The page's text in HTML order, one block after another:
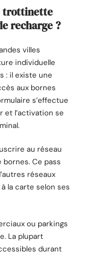
trottinette
recharge ?
villes
individuelle
: il existe une
aux bornes
s’effectue
et l’activation se
au réseau
Ce pass
réseaux
la carte selon ses
ou parkings
La plupart
durant